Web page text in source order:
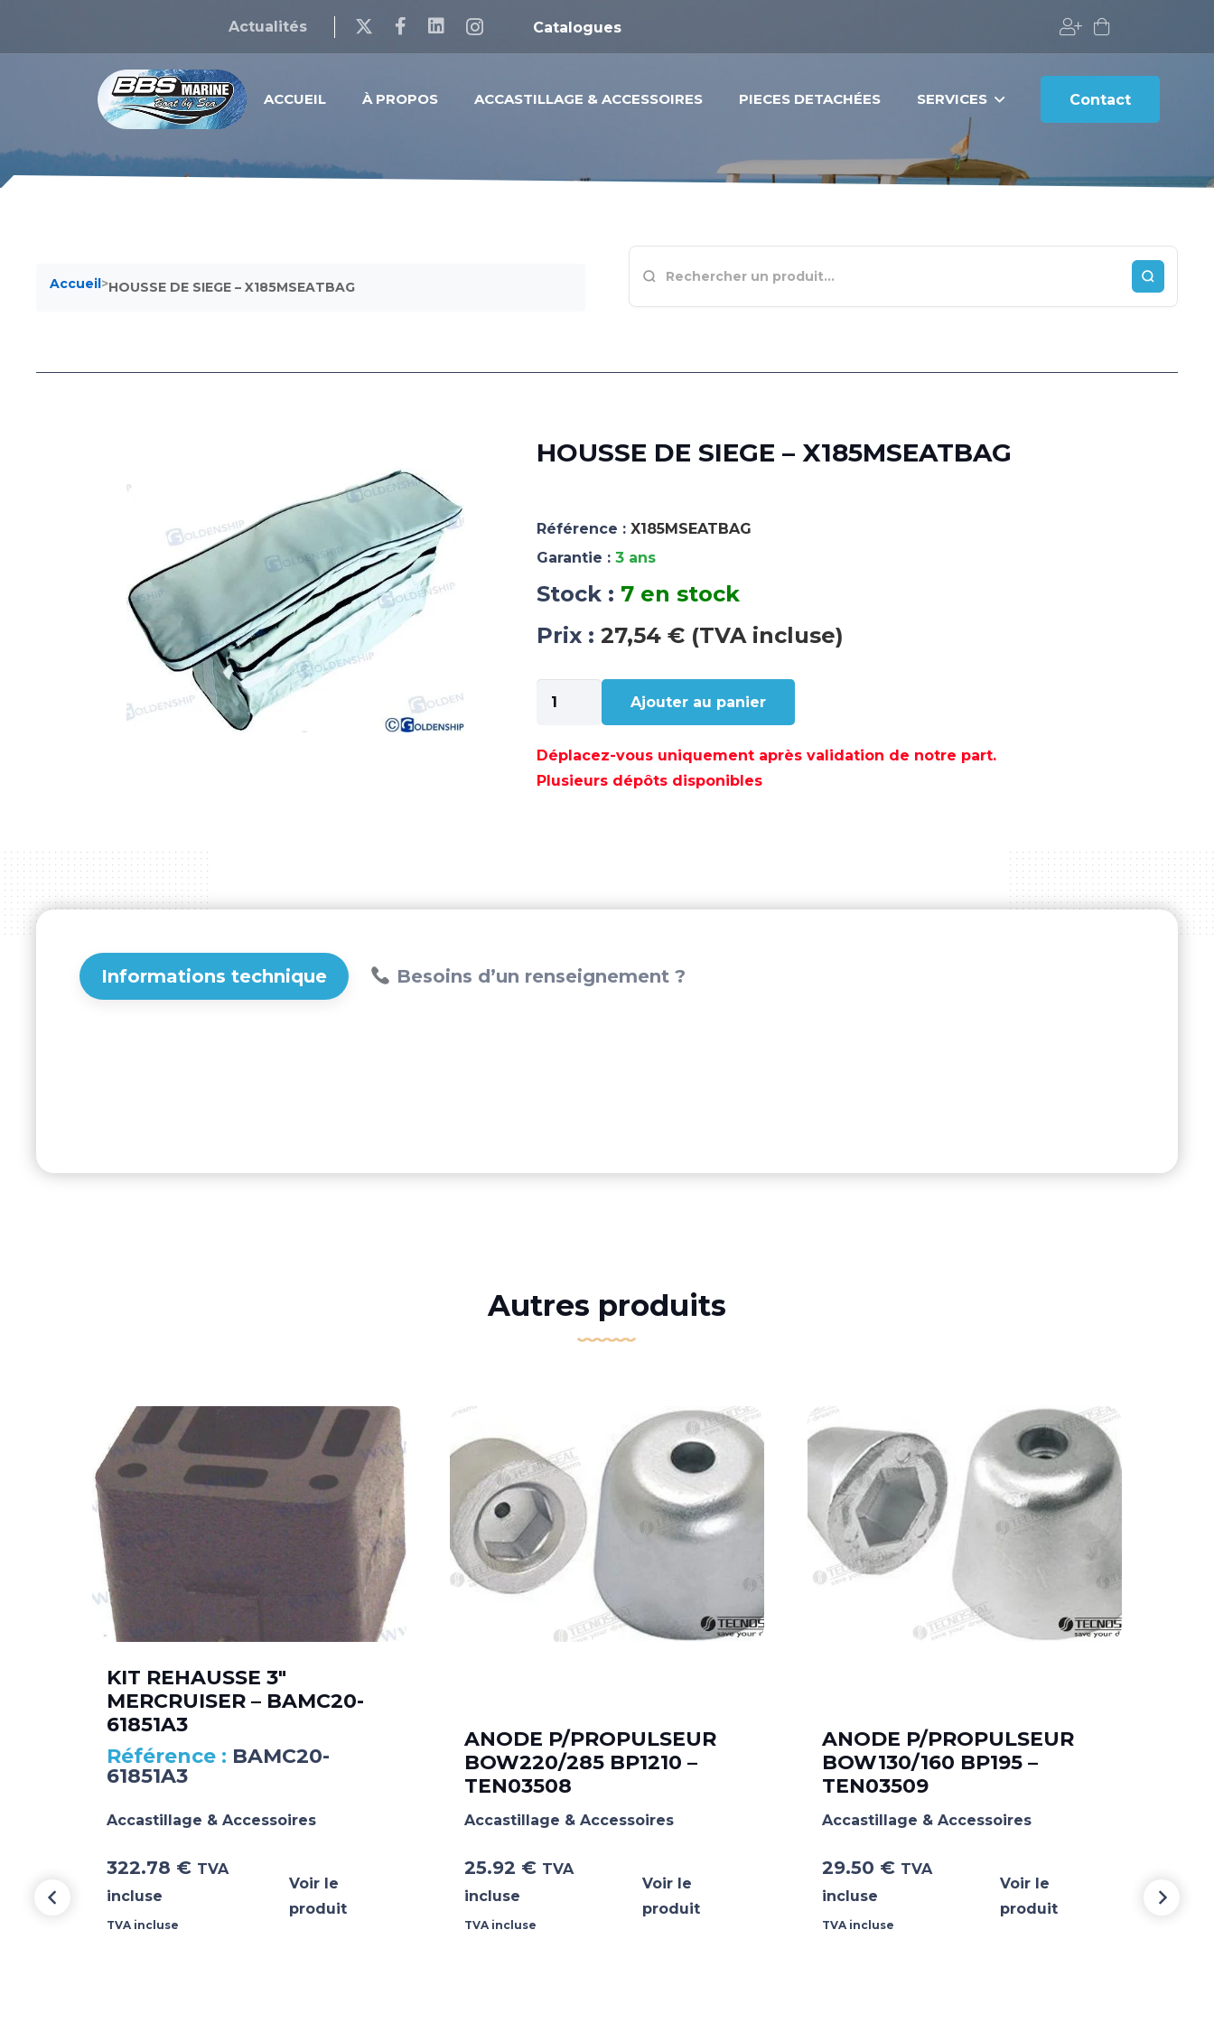
Actualités Catalogues
ACCUEIL À PROPOS ACCASTILLAGE & ACCESSOIRES PIECES DETACHÉES SERVICES Contact
Accueil>HOUSSE DE SIEGE – X185MSEATBAG
HOUSSE DE SIEGE – X185MSEATBAG
Référence : X185MSEATBAG
Garantie : 3 ans
Stock : 7 en stock
Prix : 27,54 € (TVA incluse)
quantité
de
DE
SIEGE
Ajouter au panier
Déplacez-vous uniquement après validation de notre part.
Plusieurs dépôts disponibles
Informations technique Besoins d’un renseignement ?
Autres produits
KIT REHAUSSE 3″
MERCRUISER – BAMC20-
61851A3
BAMC20-
61851A3
Accastillage & Accessoires
322.78 € TVA
incluse
TVA incluse
Voir le
produit
ANODE P/PROPULSEUR
BOW220/285 BP1210 –
TEN03508
Accastillage & Accessoires
25.92 € TVA
incluse
TVA incluse
Voir le
produit
ANODE P/PROPULSEUR
BOW130/160 BP195 –
TEN03509
Accastillage & Accessoires
29.50 € TVA
incluse
TVA incluse
Voir le
produit